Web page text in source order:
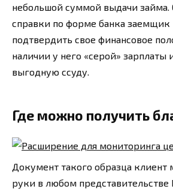
небольшой суммой выдачи
справки по форме банка
подтвердить свое финансовое
наличии у него «серой» зарплаты
выгодную ссуду.
Где можно получить
Документ такого образца клиент
руки в любом представительстве